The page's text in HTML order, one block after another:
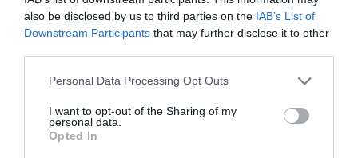
also be disclosed by us to third parties on the IAB’s List of
Downstream Participants that may further disclose it to other
Personal Data Processing Opt Outs
I want to opt-out of the Sharing of my
personal data.
Opted In